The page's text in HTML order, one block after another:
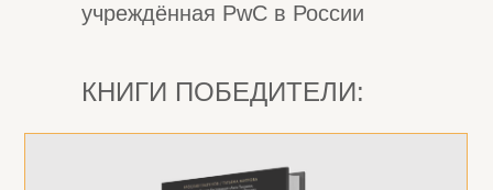
учреждённая PwC в России
КНИГИ ПОБЕДИТЕЛИ: